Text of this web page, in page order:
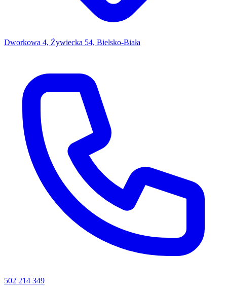
Dworkowa 4, Żywiecka 54, Bielsko-Biała
502 214 349